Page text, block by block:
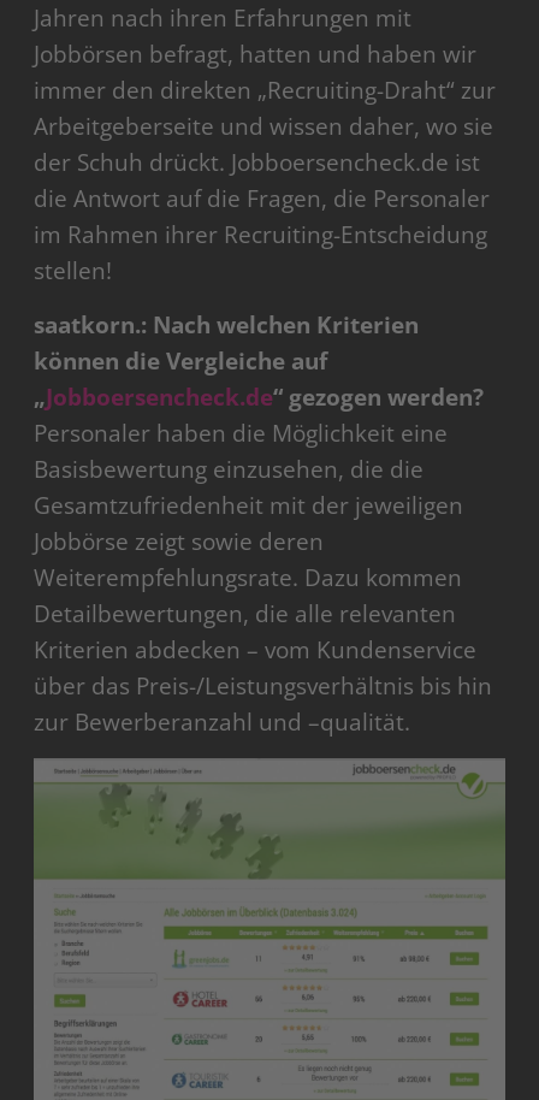
Jahren nach ihren Erfahrungen mit
Jobbörsen befragt, hatten und haben wir
immer den direkten „Recruiting-Draht“ zur
Arbeitgeberseite und wissen daher, wo sie
der Schuh drückt. Jobboersencheck.de ist
die Antwort auf die Fragen, die Personaler
im Rahmen ihrer Recruiting-Entscheidung
stellen!
saatkorn.: Nach welchen Kriterien
können die Vergleiche auf
„Jobboersencheck.de“ gezogen werden?
Personaler haben die Möglichkeit eine
Basisbewertung einzusehen, die die
Gesamtzufriedenheit mit der jeweiligen
Jobbörse zeigt sowie deren
Weiterempfehlungsrate. Dazu kommen
Detailbewertungen, die alle relevanten
Kriterien abdecken – vom Kundenservice
über das Preis-/Leistungsverhältnis bis hin
zur Bewerberanzahl und –qualität.